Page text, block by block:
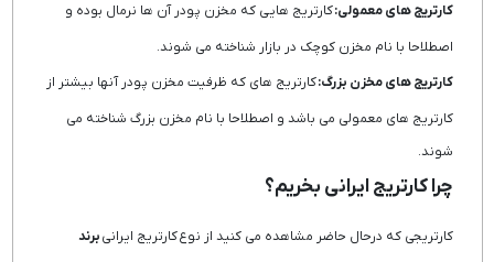
کارتریج های معمولی:کارتریج هایی که مخزن پودر آن ها نرمال بوده و
اصطلاحا با نام مخزن کوچک در بازار شناخته می شوند.
کارتریج های مخزن بزرگ:کارتریج های که ظرفیت مخزن پودر آنها بیشتر از
کارتریج های معمولی می باشد و اصطلاحا با نام مخزن بزرگ شناخته می
شوند.
چرا کارتریج ایرانی بخریم؟
کارتریجی که درحال حاضر مشاهده می کنید از نوع کارتریج ایرانیبرند